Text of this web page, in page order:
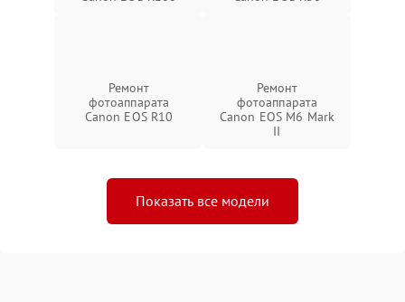
Ремонт
фотоаппарата
Canon EOS R10
Ремонт
фотоаппарата
Canon EOS M6 Mark
II
Показать все модели